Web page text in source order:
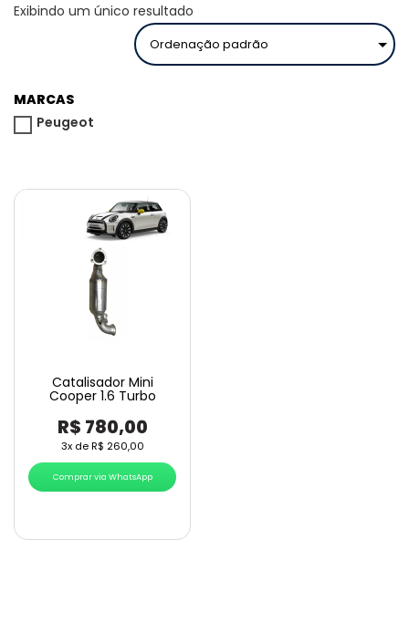
Exibindo um único resultado
MARCAS
Peugeot
Catalisador Mini
Cooper 1.6 Turbo
R$ 780,00
3x deR$ 260,00
Comprar via WhatsApp